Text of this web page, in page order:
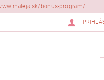
bonus-program/